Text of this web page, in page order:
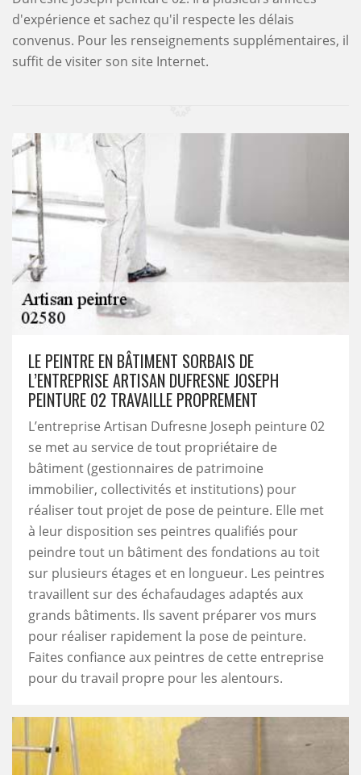
d'expérience et sachez qu'il respecte les délais
convenus. Pour les renseignements supplémentaires, il
suffit de visiter son site Internet.
LE PEINTRE EN BÂTIMENT SORBAIS DE
L’ENTREPRISE ARTISAN DUFRESNE JOSEPH
PEINTURE 02 TRAVAILLE PROPREMENT
L’entreprise Artisan Dufresne Joseph peinture 02
se met au service de tout propriétaire de
bâtiment (gestionnaires de patrimoine
immobilier, collectivités et institutions) pour
réaliser tout projet de pose de peinture. Elle met
à leur disposition ses peintres qualifiés pour
peindre tout un bâtiment des fondations au toit
sur plusieurs étages et en longueur. Les peintres
travaillent sur des échafaudages adaptés aux
grands bâtiments. Ils savent préparer vos murs
pour réaliser rapidement la pose de peinture.
Faites confiance aux peintres de cette entreprise
pour du travail propre pour les alentours.